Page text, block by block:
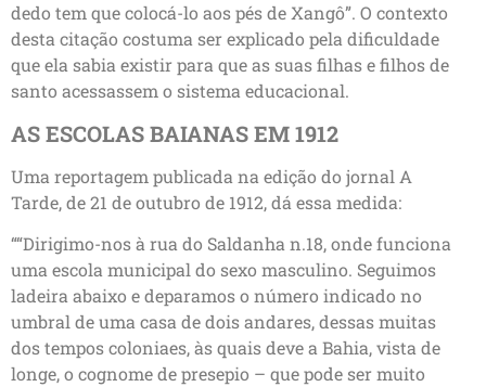
dedo tem que colocá-lo aos pés de Xangô”. O contexto
desta citação costuma ser explicado pela dificuldade
que ela sabia existir para que as suas filhas e filhos de
santo acessassem o sistema educacional.
AS ESCOLAS BAIANAS EM 1912
Uma reportagem publicada na edição do jornal A
Tarde, de 21 de outubro de 1912, dá essa medida:
““Dirigimo-nos à rua do Saldanha n.18, onde funciona
uma escola municipal do sexo masculino. Seguimos
ladeira abaixo e deparamos o número indicado no
umbral de uma casa de dois andares, dessas muitas
dos tempos coloniaes, às quais deve a Bahia, vista de
longe, o cognome de presepio – que pode ser muito